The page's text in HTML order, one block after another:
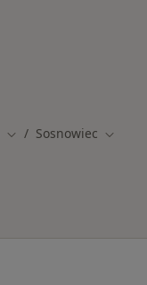
Zmień miasto
Sosnowiec Zmień